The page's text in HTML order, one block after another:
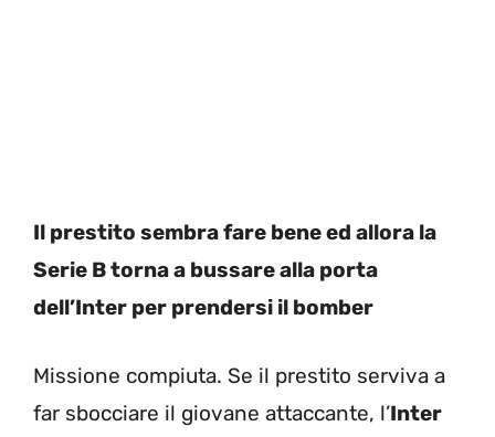
Il prestito sembra fare bene ed allora la
Serie B torna a bussare alla porta
dell’Inter per prendersi il bomber
Missione compiuta. Se il prestito serviva a
far sbocciare il giovane attaccante, l’Inter